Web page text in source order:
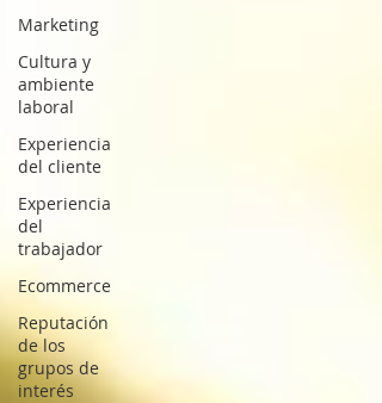
Marketing
Cultura y
ambiente
laboral
Experiencia
del cliente
Experiencia
del
trabajador
Ecommerce
Reputación
de los
grupos de
interés